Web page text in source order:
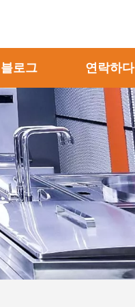
블로그 연락하다